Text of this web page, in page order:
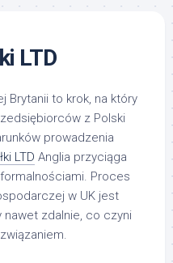
LTD
Brytanii to krok, na który
z Polski
prowadzenia
LTD Anglia przyciąga
Proces
w UK jest
nawet zdalnie, co czyni